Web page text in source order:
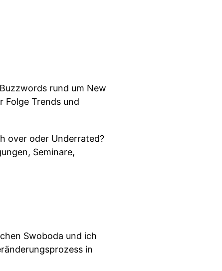
rund um New
Folge Trends und
over oder Underrated?
Seminare,
Swoboda und ich
in